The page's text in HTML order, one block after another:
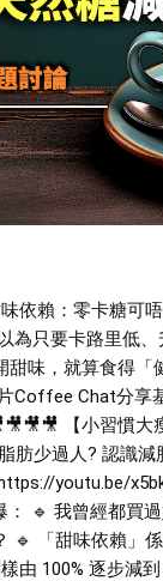
依賴：零卡糖可
為只要卡路里低
甜味，就算食得「
Coffee Chat分享
【小習慣大
肪少過人? 認識
youtu.be/
🔹 我曾經都買
🔹 「甜味依賴」
由 100% 逐步減